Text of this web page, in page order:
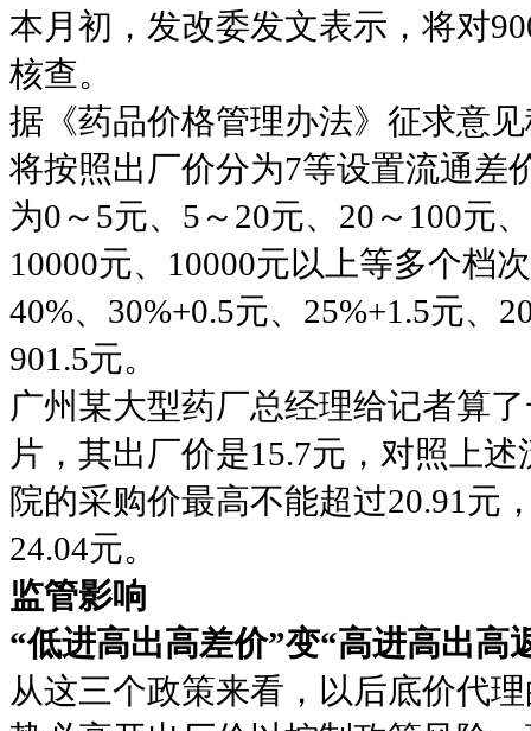
本月初，发改委发文表示，将对
核查。
据《药品价格管理办法》征求意
将按照出厂价分为7等设置流通差
为0～5元、5～20元、20～100元
10000元、10000元以上等多个档
40%、30%+0.5元、25%+1.5元、
901.5元。
广州某大型药厂总经理给记者算
片，其出厂价是15.7元，对照上
院的采购价最高不能超过20.91元
24.04元。
监管影响
“低进高出高差价”变“高进高出高
从这三个政策来看，以后底价代